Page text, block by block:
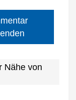
Nähe von